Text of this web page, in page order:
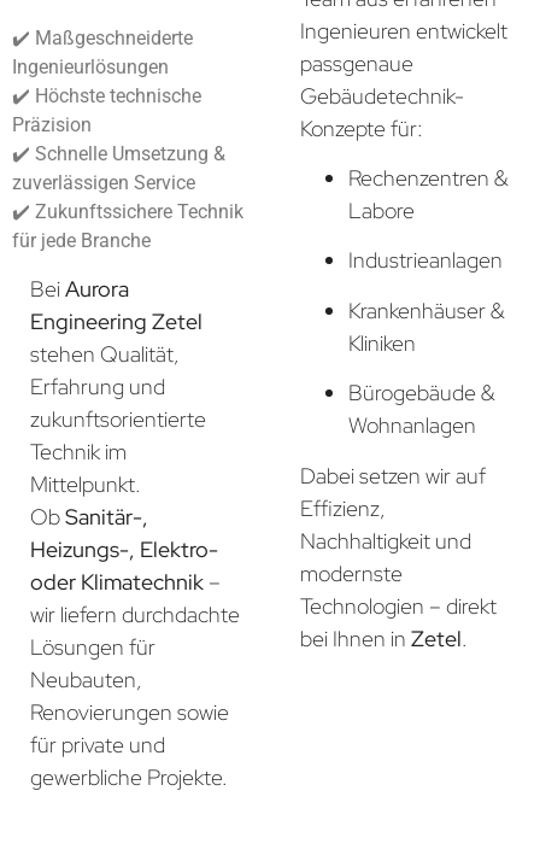
✔️ Maßgeschneiderte
Ingenieurlösungen
✔️ Höchste technische
Präzision
✔️ Schnelle Umsetzung &
zuverlässigen Service
✔️ Zukunftssichere Technik
für jede Branche
BeiAurora
Engineering Zetel
stehen Qualität,
Erfahrung und
zukunftsorientierte
Technik im
Mittelpunkt.
ObSanitär-,
Heizungs-, Elektro-
oder Klimatechnik –
wir liefern durchdachte
Lösungen für
Neubauten,
Renovierungen sowie
für private und
gewerbliche Projekte.
Ingenieuren entwickelt
passgenaue
Gebäudetechnik-
Konzepte für:
Rechenzentren &
Labore
Industrieanlagen
Krankenhäuser &
Kliniken
Bürogebäude &
Wohnanlagen
Dabei setzen wir auf
Effizienz,
Nachhaltigkeit und
modernste
Technologien – direkt
bei Ihnen in Zetel.